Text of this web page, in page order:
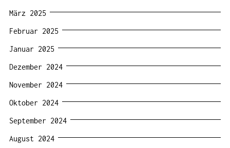
März 2025
Februar 2025
Januar 2025
Dezember 2024
November 2024
Oktober 2024
September 2024
August 2024